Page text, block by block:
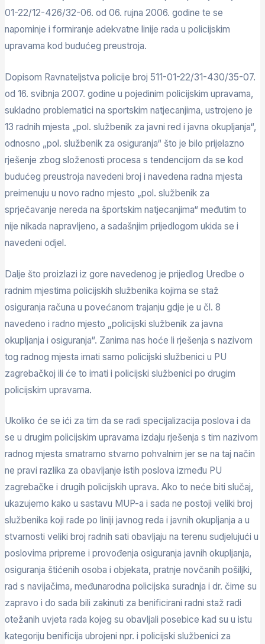
01-22/12-426/32-06. od 06. rujna 2006. godine te se
napominje i formiranje adekvatne linije rada u policijskim
upravama kod budućeg preustroja.
Dopisom Ravnateljstva policije broj 511-01-22/31-430/35-07.
od 16. svibnja 2007. godine u pojedinim policijskim upravama,
sukladno problematici na sportskim natjecanjima, ustrojeno je
13 radnih mjesta „pol. službenik za javni red i javna okupljanja“,
odnosno „pol. službenik za osiguranja“ što je bilo prijelazno
rješenje zbog složenosti procesa s tendencijom da se kod
budućeg preustroja navedeni broj i navedena radna mjesta
preimenuju u novo radno mjesto „pol. službenik za
sprječavanje nereda na športskim natjecanjima“ međutim to
nije nikada napravljeno, a sadašnjim prijedlogom ukida se i
navedeni odjel.
Dalje što proizlazi iz gore navedenog je prijedlog Uredbe o
radnim mjestima policijskih službenika kojima se staž
osiguranja računa u povećanom trajanju gdje je u čl. 8
navedeno i radno mjesto „policijski službenik za javna
okupljanja i osiguranja“. Zanima nas hoće li rješenja s nazivom
tog radnog mjesta imati samo policijski službenici u PU
zagrebačkoj ili će to imati i policijski službenici po drugim
policijskim upravama.
Ukoliko će se ići za tim da se radi specijalizacija poslova i da
se u drugim policijskim upravama izdaju rješenja s tim nazivom
radnog mjesta smatramo stvarno pohvalnim jer se na taj način
ne pravi razlika za obavljanje istih poslova između PU
zagrebačke i drugih policijskih uprava. Ako to neće biti slučaj,
ukazujemo kako u sastavu MUP-a i sada ne postoji veliki broj
službenika koji rade po liniji javnog reda i javnih okupljanja a u
stvarnosti veliki broj radnih sati obavljaju na terenu sudjelujući u
poslovima pripreme i provođenja osiguranja javnih okupljanja,
osiguranja štićenih osoba i objekata, pratnje novčanih pošiljki,
rad s navijačima, međunarodna policijska suradnja i dr. čime su
zapravo i do sada bili zakinuti za benificirani radni staž radi
otežanih uvjeta rada kojeg su obavljali posebice kad su u istu
kategoriju benificija ubrojeni npr. i policijski službenici za